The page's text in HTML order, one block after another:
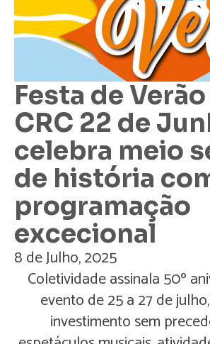
Festa de
CRC 22 de
celebra meio
de história
programação
excecional
8 de Julho, 2025
Coletividade assinala 50º
evento de 25 a 27 de
investimento sem